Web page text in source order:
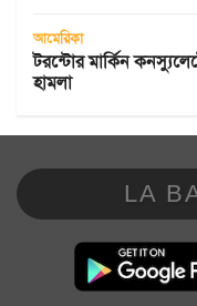
আমেরিকা
টরন্টোর মার্কিন
হামলা
LA